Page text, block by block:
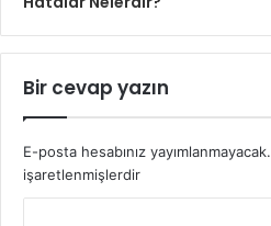
Bir cevap yazın
E-posta hesabınız yayımlanmayacak.
işaretlenmişlerdir